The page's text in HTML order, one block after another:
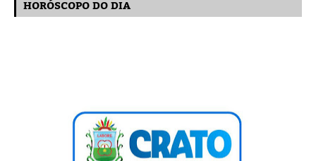
HORÓSCOPO DO DIA